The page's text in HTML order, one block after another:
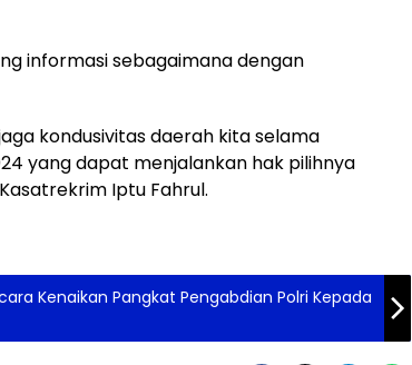
informasi sebagaimana dengan
kondusivitas daerah kita selama
yang dapat menjalankan hak pilihnya
Iptu Fahrul.
Kenaikan Pangkat Pengabdian Polri Kepada